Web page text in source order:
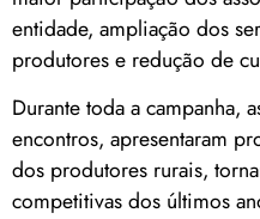
entidade, ampliação dos
produtores e redução de
Durante toda a campanha,
encontros, apresentaram
dos produtores rurais,
competitivas dos últimos